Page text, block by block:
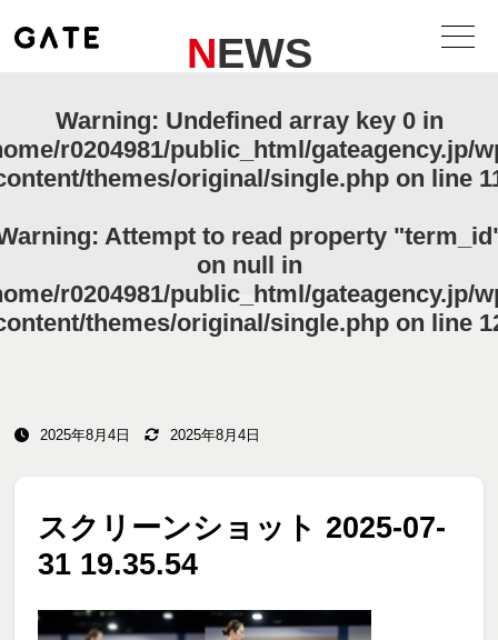
NEWS
Warning: Undefined array key 0 in
r0204981/public_html/gateagency.jp/
themes/original/single.php on line
: Attempt to read property
on null in
r0204981/public_html/gateagency.jp/
themes/original/single.phpon line
2025年8月4日 2025年8月4日
スクリーンショット 2025-07-
31 19.35.54